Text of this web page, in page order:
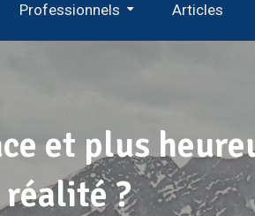
Professionnels Articles
et plus
?